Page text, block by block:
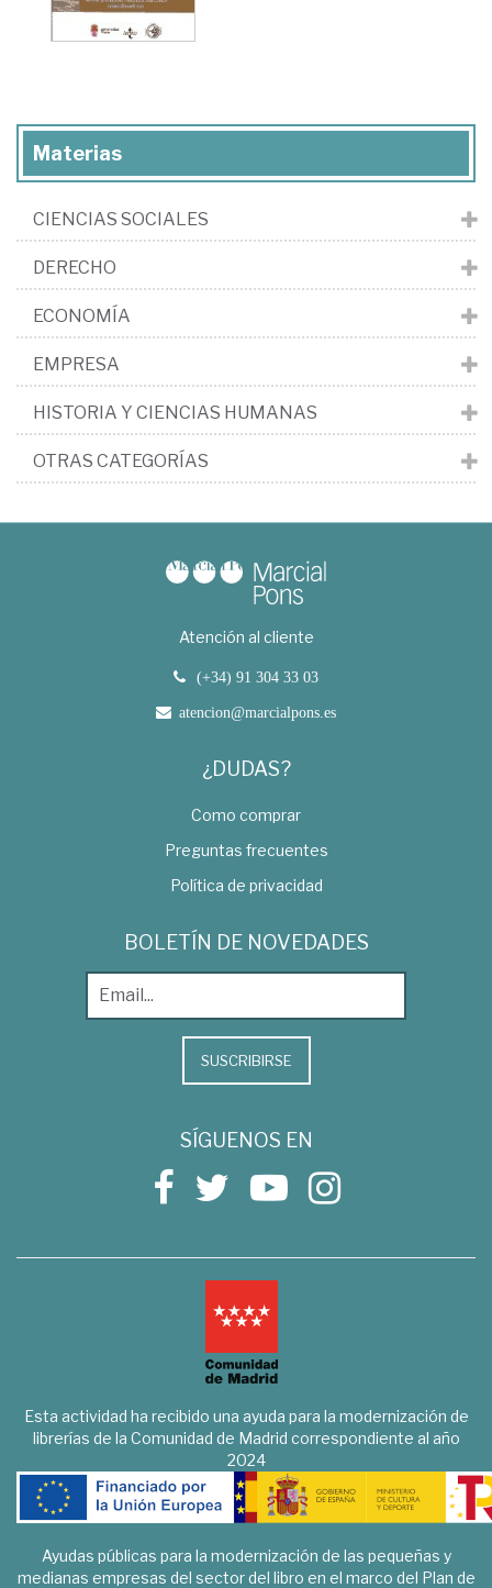
Materias
CIENCIAS SOCIALES
DERECHO
ECONOMÍA
EMPRESA
HISTORIA Y CIENCIAS HUMANAS
OTRAS CATEGORÍAS
Atención al cliente
(+34) 91 304 33 03
atencion@marcialpons.es
¿DUDAS?
Como comprar
Preguntas frecuentes
Política de privacidad
BOLETÍN DE NOVEDADES
SUSCRIBIRSE
SÍGUENOS EN
Esta actividad ha recibido una ayuda para la modernización de
librerías de la Comunidad de Madrid correspondiente al año
2024
Ayudas públicas para la modernización de las pequeñas y
medianas empresas del sector del libro en el marco del Plan de